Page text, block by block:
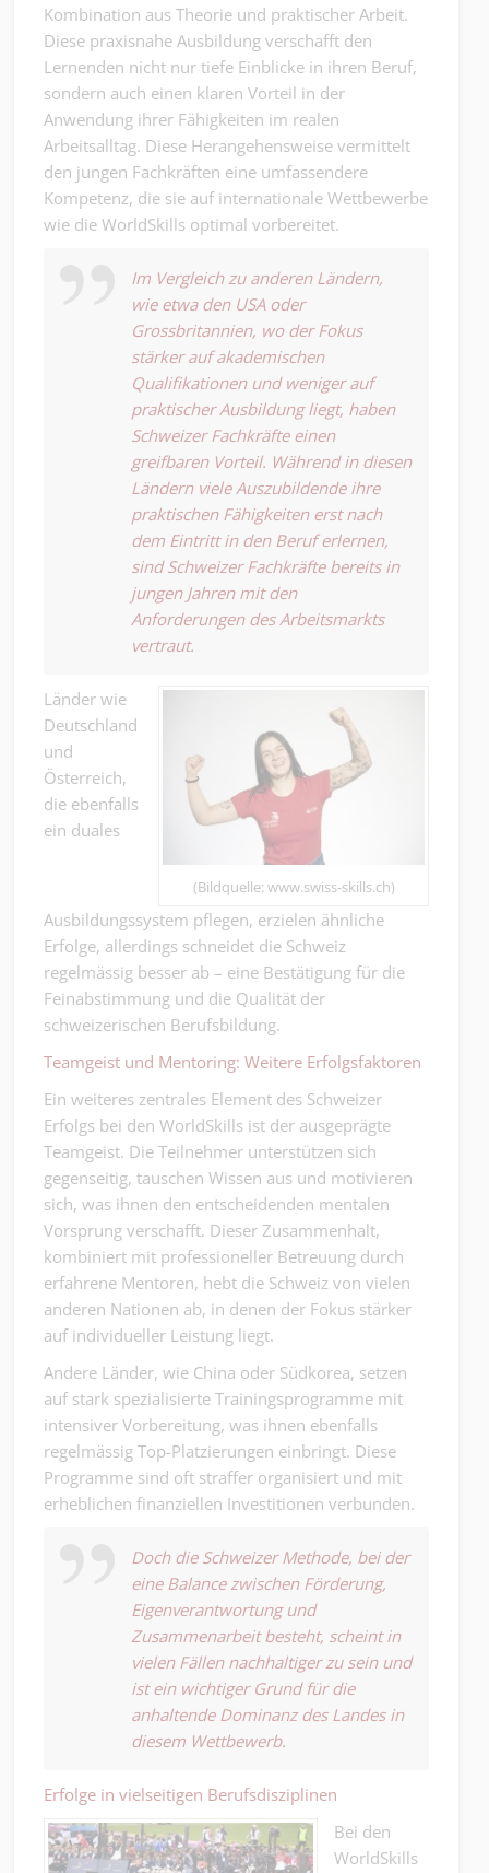
Kombination aus Theorie und praktischer Arbeit.
Diese praxisnahe Ausbildung verschafft den
Lernenden nicht nur tiefe Einblicke in ihren Beruf,
sondern auch einen klaren Vorteil in der
Anwendung ihrer Fähigkeiten im realen
Arbeitsalltag. Diese Herangehensweise vermittelt
den jungen Fachkräften eine umfassendere
Kompetenz, die sie auf internationale Wettbewerbe
wie die WorldSkills optimal vorbereitet.
Im Vergleich zu anderen Ländern,
wie etwa den USA oder
Grossbritannien, wo der Fokus
stärker auf akademischen
Qualifikationen und weniger auf
praktischer Ausbildung liegt, haben
Schweizer Fachkräfte einen
greifbaren Vorteil. Während in diesen
Ländern viele Auszubildende ihre
praktischen Fähigkeiten erst nach
dem Eintritt in den Beruf erlernen,
sind Schweizer Fachkräfte bereits in
jungen Jahren mit den
Anforderungen des Arbeitsmarkts
vertraut.
(Bildquelle: www.swiss-skills.ch)
Länder wie
Deutschland
und
Österreich,
die ebenfalls
ein duales
Ausbildungssystem pflegen, erzielen ähnliche
Erfolge, allerdings schneidet die Schweiz
regelmässig besser ab – eine Bestätigung für die
Feinabstimmung und die Qualität der
schweizerischen Berufsbildung.
Teamgeist und Mentoring: Weitere Erfolgsfaktoren
Ein weiteres zentrales Element des Schweizer
Erfolgs bei den WorldSkills ist der ausgeprägte
Teamgeist. Die Teilnehmer unterstützen sich
gegenseitig, tauschen Wissen aus und motivieren
sich, was ihnen den entscheidenden mentalen
Vorsprung verschafft. Dieser Zusammenhalt,
kombiniert mit professioneller Betreuung durch
erfahrene Mentoren, hebt die Schweiz von vielen
anderen Nationen ab, in denen der Fokus stärker
auf individueller Leistung liegt.
Andere Länder, wie China oder Südkorea, setzen
auf stark spezialisierte Trainingsprogramme mit
intensiver Vorbereitung, was ihnen ebenfalls
regelmässig Top-Platzierungen einbringt. Diese
Programme sind oft straffer organisiert und mit
erheblichen finanziellen Investitionen verbunden.
Doch die Schweizer Methode, bei der
eine Balance zwischen Förderung,
Eigenverantwortung und
Zusammenarbeit besteht, scheint in
vielen Fällen nachhaltiger zu sein und
ist ein wichtiger Grund für die
anhaltende Dominanz des Landes in
diesem Wettbewerb.
Erfolge in vielseitigen Berufsdisziplinen
Bei den
WorldSkills